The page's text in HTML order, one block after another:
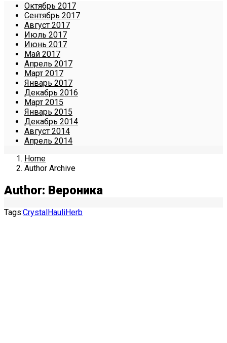
Октябрь 2017
Сентябрь 2017
Август 2017
Июль 2017
Июнь 2017
Май 2017
Апрель 2017
Март 2017
Январь 2017
Декабрь 2016
Март 2015
Январь 2015
Декабрь 2014
Август 2014
Апрель 2014
Home
Author Archive
Author: Вероника
Tags:CrystalHauliHerb